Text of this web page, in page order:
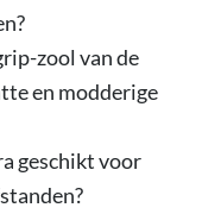
zool van de
en modderige
geschikt voor